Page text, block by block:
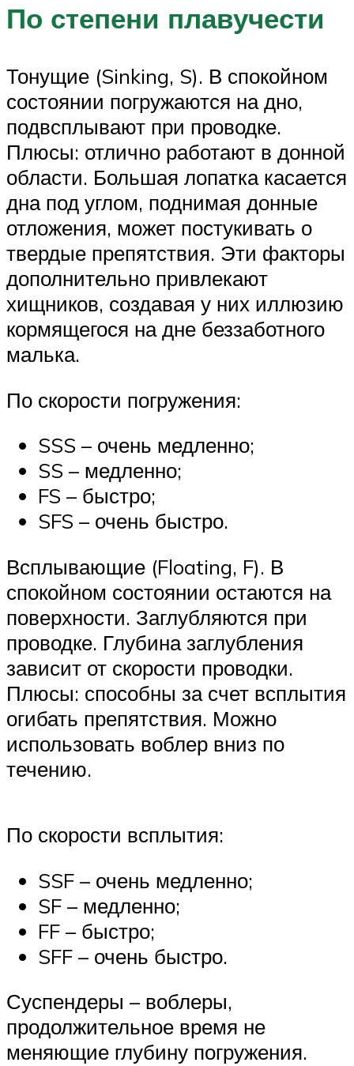
По степени плавучести
Тонущие (Sinking, S). В спокойном
состоянии погружаются на дно,
подвсплывают при проводке.
Плюсы: отлично работают в донной
области. Большая лопатка касается
дна под углом, поднимая донные
отложения, может постукивать о
твердые препятствия. Эти факторы
дополнительно привлекают
хищников, создавая у них иллюзию
кормящегося на дне беззаботного
малька.
По скорости погружения:
SSS – очень медленно;
SS – медленно;
FS – быстро;
SFS – очень быстро.
Всплывающие (Floating, F). В
спокойном состоянии остаются на
поверхности. Заглубляются при
проводке. Глубина заглубления
зависит от скорости проводки.
Плюсы: способны за счет всплытия
огибать препятствия. Можно
использовать воблер вниз по
течению.
По скорости всплытия:
SSF – очень медленно;
SF – медленно;
FF – быстро;
SFF – очень быстро.
Суспендеры – воблеры,
продолжительное время не
меняющие глубину погружения.